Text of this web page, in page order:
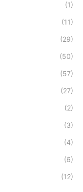
(1)
(11)
(29)
(50)
(57)
(27)
(2)
(3)
(4)
(6)
(12)